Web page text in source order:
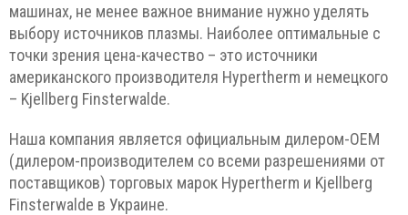
машинах, не менее важное внимание нужно уделять
выбору источников плазмы. Наиболее оптимальные с
точки зрения цена-качество – это источники
американского производителя Hypertherm и немецкого
– Kjellberg Finsterwalde.
Наша компания является официальным дилером-ОЕМ
(дилером-производителем со всеми разрешениями от
поставщиков) торговых марок Hypertherm и Kjellberg
Finsterwalde в Украине.